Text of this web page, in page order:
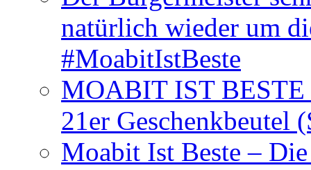
natürlich wieder um
#MoabitIstBeste
MOABIT IST BESTE
21er Geschenkbeutel
Moabit Ist Beste –